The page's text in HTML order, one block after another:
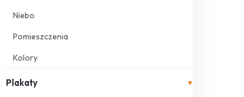
Niebo
Pomieszczenia
Kolory
Plakaty ▾